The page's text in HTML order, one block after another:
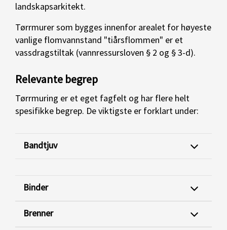
landskapsarkitekt.
Tørrmurer som bygges innenfor arealet for høyeste
vanlige flomvannstand "tiårsflommen" er et
vassdragstiltak (vannressursloven § 2 og § 3-d).
Relevante begrep
Tørrmuring er et eget fagfelt og har flere helt
spesifikke begrep. De viktigste er forklart under:
Bandtjuv
Binder
Brenner